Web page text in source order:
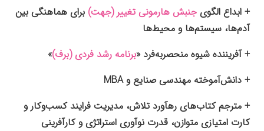
+ ابداع الگوی جنبش هارمونی تغییر (جهت) برای هماهنگی بین
آدم‌ها، سیستم‌ها و محیط‌ها
+ آفریننده شیوه منحصربه‌فرد «برنامه رشد فردی (برف)»
+ دانش‌آموخته مهندسی صنایع و MBA
+ مترجم کتاب‌های رهآورد تلاش، مدیریت فرایند کسب‌وکار و
کارت امتیازی متوازن، قدرت نوآوری استراتژی و کارآفرینی